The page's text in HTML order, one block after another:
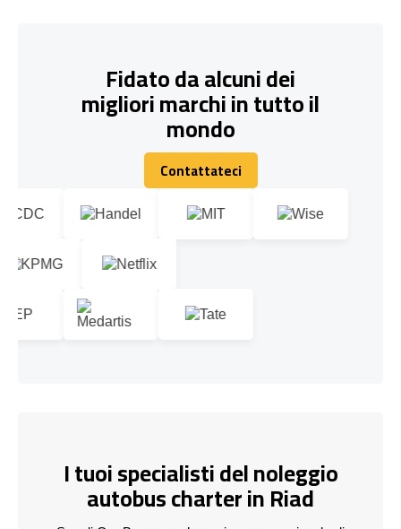
Fidato da alcuni dei
migliori marchi in tutto il
mondo
Contattateci
Contattateci
I tuoi specialisti del noleggio
autobus charter in Riad